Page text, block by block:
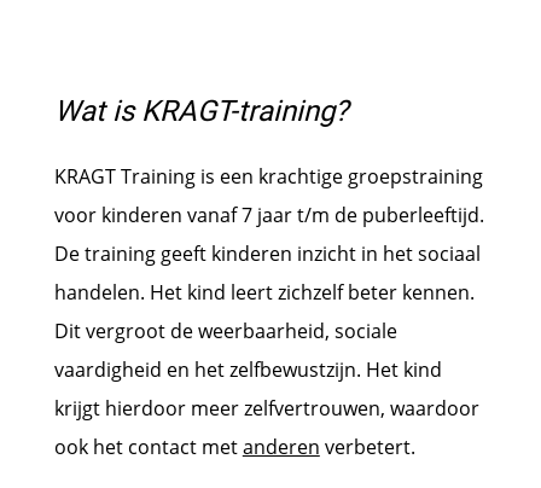
Wat is KRAGT-training?
KRAGT Training is een krachtige groepstraining
voor kinderen vanaf 7 jaar t/m de puberleeftijd.
De training geeft kinderen inzicht in het sociaal
handelen. Het kind leert zichzelf beter kennen.
Dit vergroot de weerbaarheid, sociale
vaardigheid en het zelfbewustzijn. Het kind
krijgt hierdoor meer zelfvertrouwen, waardoor
ook het contact metanderen verbetert.